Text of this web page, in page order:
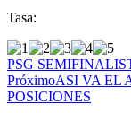
Tasa:
PSG
PróximoASI VA EL
POSICIONES